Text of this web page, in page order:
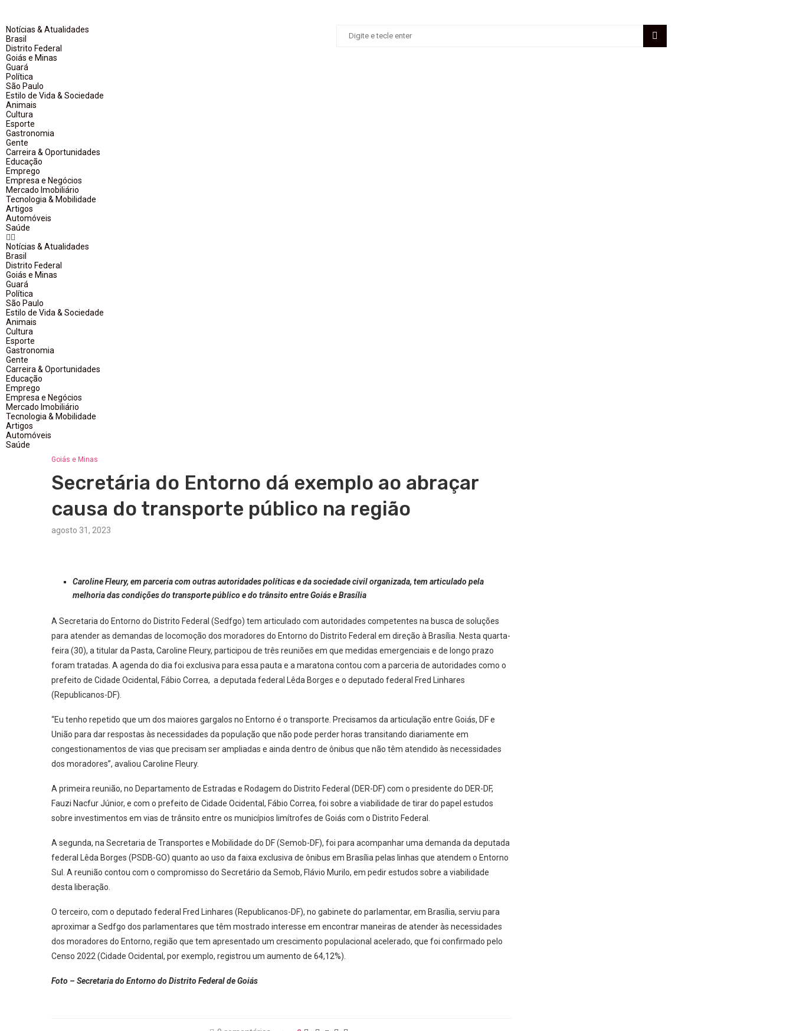
Notícias & Atualidades
Brasil
Distrito Federal
Goiás e Minas
Guará
Política
São Paulo
Estilo de Vida & Sociedade
Animais
Cultura
Esporte
Gastronomia
Gente
Carreira & Oportunidades
Educação
Emprego
Empresa e Negócios
Mercado Imobiliário
Tecnologia & Mobilidade
Artigos
Automóveis
Saúde
Notícias & Atualidades
Brasil
Distrito Federal
Goiás e Minas
Guará
Política
São Paulo
Estilo de Vida & Sociedade
Animais
Cultura
Esporte
Gastronomia
Gente
Carreira & Oportunidades
Educação
Emprego
Empresa e Negócios
Mercado Imobiliário
Tecnologia & Mobilidade
Artigos
Automóveis
Saúde
Goiás e Minas
Secretária do Entorno dá exemplo ao abraçar
causa do transporte público na região
agosto 31, 2023
Caroline Fleury, em parceria com outras autoridades políticas e da sociedade civil organizada, tem articulado pela
melhoria das condições do transporte público e do trânsito entre Goiás e Brasília
A Secretaria do Entorno do Distrito Federal (Sedfgo) tem articulado com autoridades competentes na busca de soluções
para atender as demandas de locomoção dos moradores do Entorno do Distrito Federal em direção à Brasília. Nesta quarta-
feira (30), a titular da Pasta, Caroline Fleury, participou de três reuniões em que medidas emergenciais e de longo prazo
foram tratadas. A agenda do dia foi exclusiva para essa pauta e a maratona contou com a parceria de autoridades como o
prefeito de Cidade Ocidental, Fábio Correa, a deputada federal Lêda Borges e o deputado federal Fred Linhares
(Republicanos-DF).
“Eu tenho repetido que um dos maiores gargalos no Entorno é o transporte. Precisamos da articulação entre Goiás, DF e
União para dar respostas às necessidades da população que não pode perder horas transitando diariamente em
congestionamentos de vias que precisam ser ampliadas e ainda dentro de ônibus que não têm atendido às necessidades
dos moradores”, avaliou Caroline Fleury.
A primeira reunião, no Departamento de Estradas e Rodagem do Distrito Federal (DER-DF) com o presidente do DER-DF,
Fauzi Nacfur Júnior, e com o prefeito de Cidade Ocidental, Fábio Correa, foi sobre a viabilidade de tirar do papel estudos
sobre investimentos em vias de trânsito entre os municípios limítrofes de Goiás com o Distrito Federal.
A segunda, na Secretaria de Transportes e Mobilidade do DF (Semob-DF), foi para acompanhar uma demanda da deputada
federal Lêda Borges (PSDB-GO) quanto ao uso da faixa exclusiva de ônibus em Brasília pelas linhas que atendem o Entorno
Sul. A reunião contou com o compromisso do Secretário da Semob, Flávio Murilo, em pedir estudos sobre a viabilidade
desta liberação.
O terceiro, com o deputado federal Fred Linhares (Republicanos-DF), no gabinete do parlamentar, em Brasília, serviu para
aproximar a Sedfgo dos parlamentares que têm mostrado interesse em encontrar maneiras de atender às necessidades
dos moradores do Entorno, região que tem apresentado um crescimento populacional acelerado, que foi confirmado pelo
Censo 2022 (Cidade Ocidental, por exemplo, registrou um aumento de 64,12%).
Foto – Secretaria do Entorno do Distrito Federal de Goiás